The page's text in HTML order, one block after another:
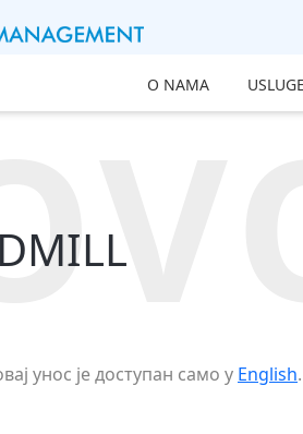
O NAMA USLUGE
унос је доступан само у English.